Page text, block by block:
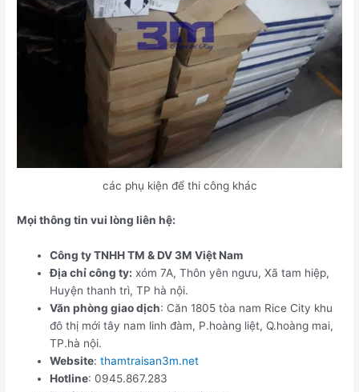
các phụ kiện để thi công khác
Mọi thông tin vui lòng liên hệ:
Công ty TNHH TM & DV 3M Việt Nam
Địa chỉ công ty: xóm 7A, Thôn yên ngưu, Xã tam hiệp,
Huyện thanh trì, TP hà nội.
Văn phòng giao dịch: Căn 1805 tòa nam Rice City khu
đô thị mới tây nam linh đàm, P.hoàng liệt, Q.hoàng mai,
TP.hà nội.
Website:thamtraisan3m.net
Hotline: 0945.867.283